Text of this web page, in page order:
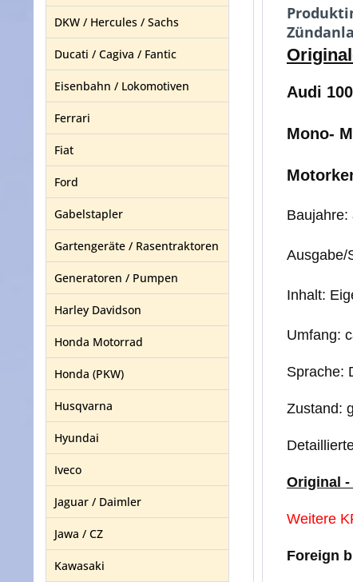
DKW / Hercules / Sachs
Ducati / Cagiva / Fantic
Eisenbahn / Lokomotiven
Ferrari
Fiat
Ford
Gabelstapler
Gartengeräte / Rasentraktoren
Generatoren / Pumpen
Harley Davidson
Honda Motorrad
Honda (PKW)
Husqvarna
Hyundai
Iveco
Jaguar / Daimler
Jawa / CZ
Kawasaki
Audi
Mono-
Baujahre:
Ausgabe/
Inhalt:
Umfang:
Sprache:
Zustand:
Original -
Weitere
Foreign